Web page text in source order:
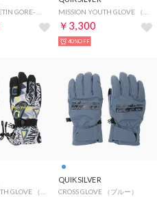
￥3,300
40%OFF
QUIKSILVER
CROSS GLOVE （ブルー）